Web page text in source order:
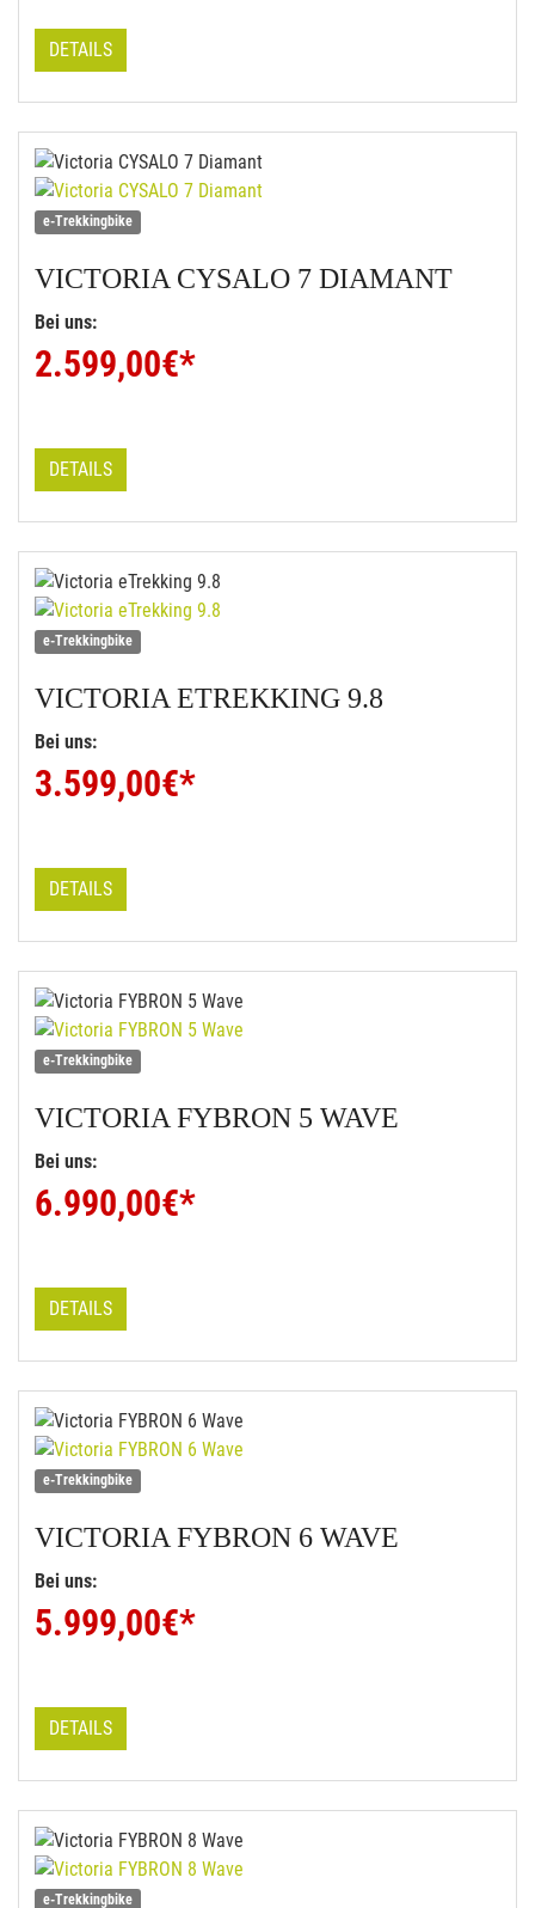
DETAILS
e-Trekkingbike
VICTORIA CYSALO 7 DIAMANT
Bei uns:
2.599,00€*
DETAILS
e-Trekkingbike
VICTORIA ETREKKING 9.8
Bei uns:
3.599,00€*
DETAILS
e-Trekkingbike
VICTORIA FYBRON 5 WAVE
Bei uns:
6.990,00€*
DETAILS
e-Trekkingbike
VICTORIA FYBRON 6 WAVE
Bei uns:
5.999,00€*
DETAILS
e-Trekkingbike